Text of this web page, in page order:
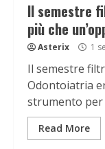
Il semestre
più che
Asterix 1
Il semestre
Odontoiatria
strumento per
Read More